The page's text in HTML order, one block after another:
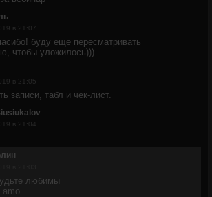
в 21:07
буду еще пересматривать
чтобы уложилось)))
в 21:05
записи, табл и чек-лист.
в 21:04
любимы
amo